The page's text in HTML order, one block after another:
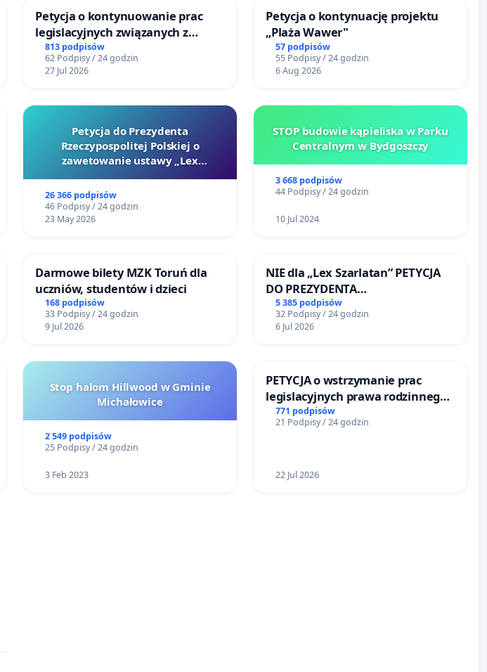
Petycja o kontynuowanie prac
legislacyjnych związanych z
reformą prawa rodzinnego
813 podpisów
62 Podpisy / 24 godzin
27 Jul 2026
Petycja o kontynuację projektu
„Plaża Wawer"
57 podpisów
55 Podpisy / 24 godzin
6 Aug 2026
Petycja do Prezydenta
Rzeczypospolitej Polskiej o
zawetowanie ustawy „Lex
26 366 podpisów
46 Podpisy / 24 godzin
23 May 2026
STOP budowie kąpieliska w Parku
Centralnym w Bydgoszczy
3 668 podpisów
44 Podpisy / 24 godzin
10 Jul 2024
Darmowe bilety MZK Toruń dla
uczniów, studentów i dzieci
168 podpisów
33 Podpisy / 24 godzin
9 Jul 2026
NIE dla „Lex Szarlatan” PETYCJA
DO PREZYDENTA
RZECZYPOSPOLITEJ POLSKIEJ
5 385 podpisów
32 Podpisy / 24 godzin
6 Jul 2026
Stop halom Hillwood w Gminie
Michałowice
2 549 podpisów
25 Podpisy / 24 godzin
3 Feb 2023
PETYCJA o wstrzymanie prac
legislacyjnych prawa rodzinnego
narażających ofiary przemocy
771 podpisów
21 Podpisy / 24 godzin
22 Jul 2026